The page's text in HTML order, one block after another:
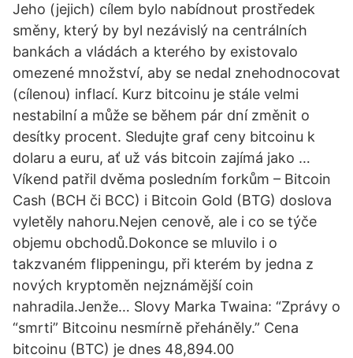
Jeho (jejich) cílem bylo nabídnout prostředek
směny, který by byl nezávislý na centrálních
bankách a vládách a kterého by existovalo
omezené množství, aby se nedal znehodnocovat
(cílenou) inflací. Kurz bitcoinu je stále velmi
nestabilní a může se během pár dní změnit o
desítky procent. Sledujte graf ceny bitcoinu k
dolaru a euru, ať už vás bitcoin zajímá jako …
Víkend patřil dvěma posledním forkům – Bitcoin
Cash (BCH či BCC) i Bitcoin Gold (BTG) doslova
vyletěly nahoru.Nejen cenově, ale i co se týče
objemu obchodů.Dokonce se mluvilo i o
takzvaném flippeningu, při kterém by jedna z
nových kryptoměn nejznámější coin
nahradila.Jenže… Slovy Marka Twaina: “Zprávy o
“smrti” Bitcoinu nesmírně přeháněly.” Cena
bitcoinu (BTC) je dnes 48,894.00